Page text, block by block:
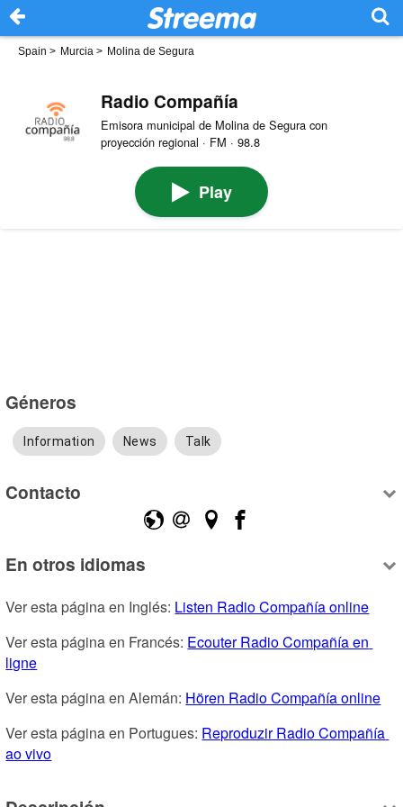
Spain > Murcia > Molina de Segura
Radio Compañía
Emisora municipal de Molina de Segura con
proyección regional · FM · 98.8
Play
Géneros
Information News Talk
Contacto
En otros idiomas
Ver esta página en Inglés: Listen Radio Compañía online
Ver esta página en Francés: Ecouter Radio Compañía en
ligne
Ver esta página en Alemán: Hören Radio Compañía online
Ver esta página en Portugues: Reproduzir Radio Compañía
ao vivo